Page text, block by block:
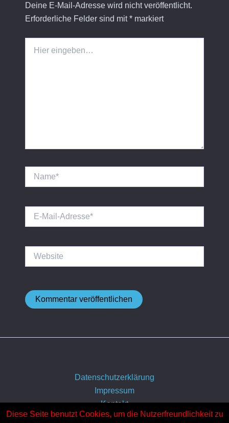
Deine E-Mail-Adresse wird nicht veröffentlicht.
Erforderliche Felder sind mit*markiert
eingeben…
Mail-
Datenschutzerklärung
Impressum
Kontakt
Über uns
Diese Seite benutzt Cookies, um die Nutzerfreundlichkeit zu